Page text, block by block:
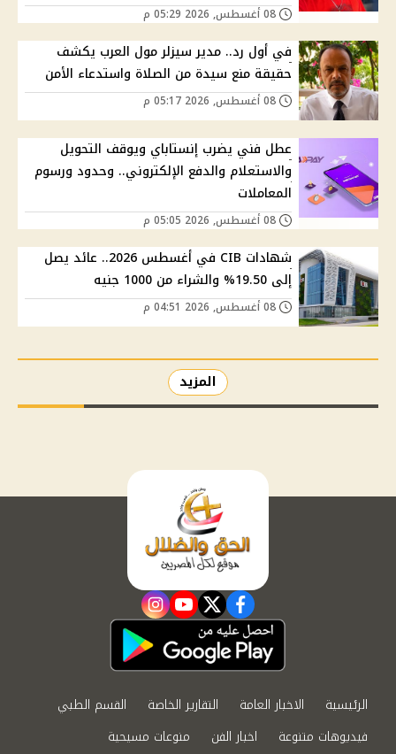
في أول رد.. مدير سيزلر مول العرب يكشف
حقيقة منع سيدة من الصلاة واستدعاء الأمن
عطل فني يضرب إنستاباي ويوقف التحويل
والاستعلام والدفع الإلكتروني.. وحدود ورسوم
المعاملات
شهادات CIB في أغسطس 2026.. عائد يصل
إلى 19.50% والشراء من 1000 جنيه
المزيد
facebook
twitter
youtube
instagram
الرئيسية الاخبار العامة التقارير الخاصة
القسم الطبي
فيديوهات متنوعة
اخبار الفن منوعات مسيحية